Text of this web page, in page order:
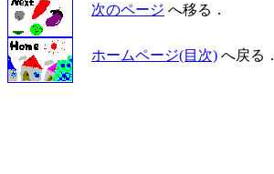
次のページ へ移る．
ホームページ(目次) へ戻る．